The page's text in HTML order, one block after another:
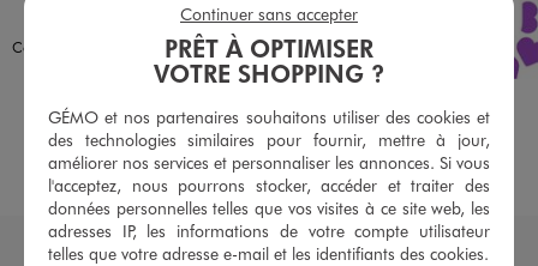
Disponible en 1 coloris
COLORIS ASSORTIS
Coffret de bagues pour fille en forme de licorne (lot de 5)
4,99 €
4.5/5 de moyenne
(60 avis)
AJOUTERAU PANIER
Accessoires d'entretien
PRÊT À OPTIMISER
VOTRE SHOPPING ?
GÉMO et nos partenaires souhaitons utiliser des cookies et
des technologies similaires pour fournir, mettre à jour,
améliorer nos services et personnaliser les annonces. Si vous
l'acceptez, nous pourrons stocker, accéder et traiter des
données personnelles telles que vos visites à ce site web, les
adresses IP, les informations de votre compte utilisateur
telles que votre adresse e-mail et les identifiants des cookies.
Continuer sans accepter